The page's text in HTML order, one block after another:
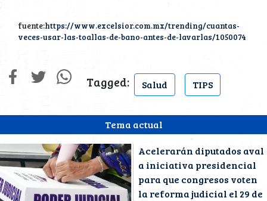
Tema actual
Acelerarán diputados aval
a iniciativa presidencial
para que congresos voten
la reforma judicial el 29 de
fuente:https://www.excelsior.com.mx/trending/cuantas-
veces-usar-las-toallas-de-bano-antes-de-lavarlas/1050074
Tagged: Salud TIPS